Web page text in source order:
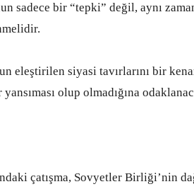
sadece bir “tepki” değil, aynı
eleştirilen siyasi tavırlarını bir
olup olmadığına
çatışma, Sovyetler Birliği’nin